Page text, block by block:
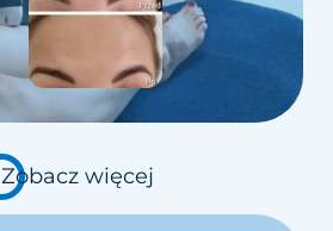
Zobacz więcej